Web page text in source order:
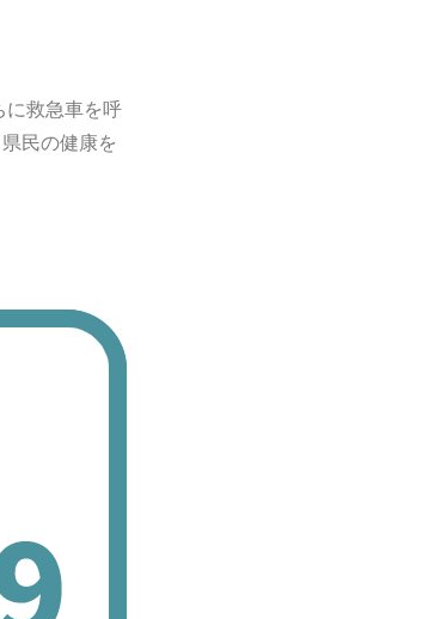
に救急車を呼
民の健康を